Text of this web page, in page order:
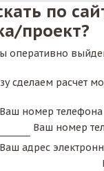
по
проект?
оперативно
сделаем расчет
номер телефона
Ваш номер
адрес